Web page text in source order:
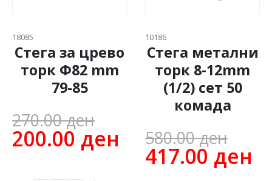
18085
Стега за црево
торк Ф82 mm
79-85
270.00ден Original
price
200.00 ден Current
price
10186
Стега метални
торк 8-12mm
(1/2) сет 50
комада
580.00ден
417.00 ден